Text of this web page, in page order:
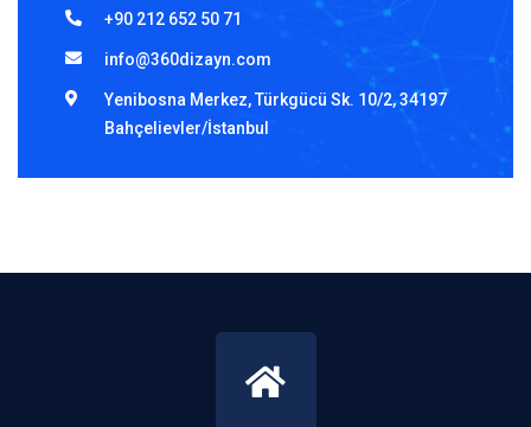
+90 212 652 50 71
info@360dizayn.com
Yenibosna Merkez, Türkgücü Sk. 10/2, 34197
Bahçelievler/İstanbul